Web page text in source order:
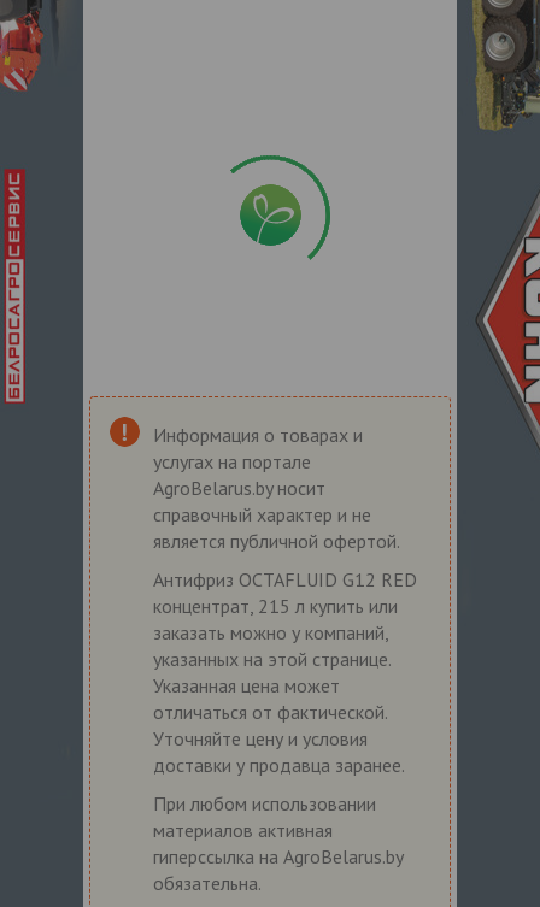
Информация о товарах и
услугах на портале
AgroBelarus.by носит
справочный характер и не
является публичной офертой.
Антифриз OCTAFLUID G12 RED
концентрат, 215 л купить или
заказать можно у компаний,
указанных на этой странице.
Указанная цена может
отличаться от фактической.
Уточняйте цену и условия
доставки у продавца заранее.
При любом использовании
материалов активная
гиперссылка на AgroBelarus.by
обязательна.